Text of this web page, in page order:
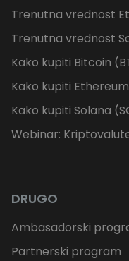
Trenutna vrednost
Trenutna vrednost
Kako kupiti Bitcoin
Kako kupiti
Kako kupiti Solana
Webinar:
DRUGO
Ambasadorski
Partnerski program